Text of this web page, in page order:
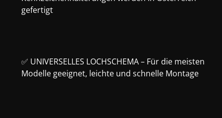
gefertigt
✅ UNIVERSELLES LOCHSCHEMA – Für die meisten
Modelle geeignet, leichte und schnelle Montage